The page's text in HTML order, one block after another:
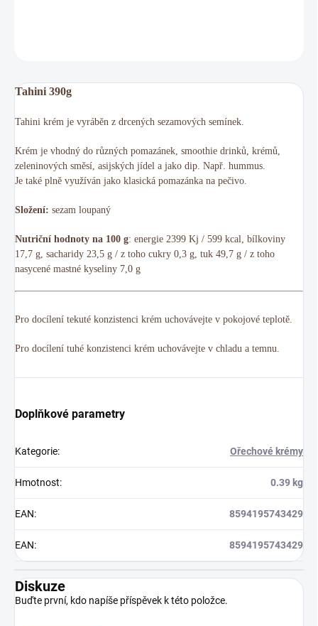
Tahini 390g
Tahini krém je vyráběn z drcených sezamových semínek.
Krém je vhodný do různých pomazánek, smoothie drinků, krémů,
zeleninových směsí, asijských jídel a jako dip. Např. hummus.
Je také plně využíván jako klasická pomazánka na pečivo.
Složení: sezam loupaný
Nutriční hodnoty na 100 g: energie 2399 Kj / 599 kcal, bílkoviny
17,7 g, sacharidy 23,5 g / z toho cukry 0,3 g, tuk 49,7 g / z toho
nasycené mastné kyseliny 7,0 g
Pro docílení tekuté konzistenci krém uchovávejte v pokojové teplotě.
Pro docílení tuhé konzistenci krém uchovávejte v chladu a temnu.
Doplňkové parametry
Kategorie: Ořechové krémy
Hmotnost: 0.39 kg
EAN: 8594195743429
EAN: 8594195743429
Diskuze
Buďte první, kdo napíše příspěvek k této položce.